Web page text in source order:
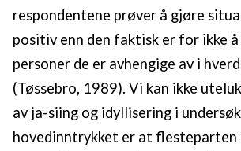
respondentene prøver å gjøre
positiv enn den faktisk er for ikke
personer de er avhengige av i
(Tøssebro, 1989). Vi kan ikke
av ja-siing og idyllisering i
hovedinntrykket er at flesteparten